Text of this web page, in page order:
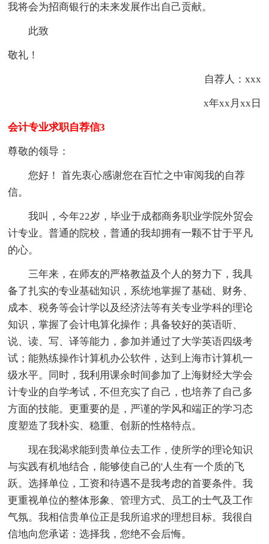
我将会为招商银行的未来发展作出自己贡献。
此致
敬礼！
自荐人：xxx
x年xx月xx日
会计专业求职自荐信3
尊敬的领导：
您好！ 首先衷心感谢您在百忙之中审阅我的自荐
信。
我叫，今年22岁，毕业于成都商务职业学院外贸会
计专业。普通的院校，普通的我却拥有一颗不甘于平凡
的心。
三年来，在师友的严格教益及个人的努力下，我具
备了扎实的专业基础知识，系统地掌握了基础、财务、
成本、税务等会计学以及经济法等有关专业学科的理论
知识，掌握了会计电算化操作；具备较好的英语听、
说、读、写、译等能力，参加并通过了大学英语四级考
试；能熟练操作计算机办公软件，达到上海市计算机一
级水平。同时，我利用课余时间参加了上海财经大学会
计专业的自学考试，不但充实了自己，也培养了自己多
方面的技能。更重要的是，严谨的学风和端正的学习态
度塑造了我朴实、稳重、创新的性格特点。
现在我渴求能到贵单位去工作，使所学的理论知识
与实践有机地结合，能够使自己的'人生有一个质的飞
跃。选择单位，工资和待遇不是我考虑的首要条件。我
更重视单位的整体形象、管理方式、员工的士气及工作
气氛。我相信贵单位正是我所追求的理想目标。我很自
信地向您承诺：选择我，您绝不会后悔。